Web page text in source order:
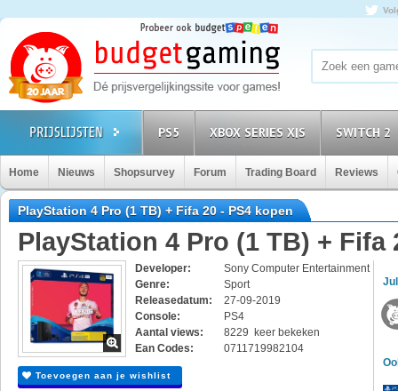
PS5 XBOX SERIES X|S SWITCH 2
Home Nieuws Shopsurvey Forum Trading Board Reviews
PlayStation 4 Pro (1 TB) + Fifa 20 - PS4 kopen
PlayStation 4 Pro (1 TB) + Fifa
Developer:
Sony Computer Entertainment
Genre:
Sport
Releasedatum:
27-09-2019
Console:
PS4
Aantal views:
8229 keer bekeken
Ean Codes:
0711719982104
Toevoegen aan je wishlist